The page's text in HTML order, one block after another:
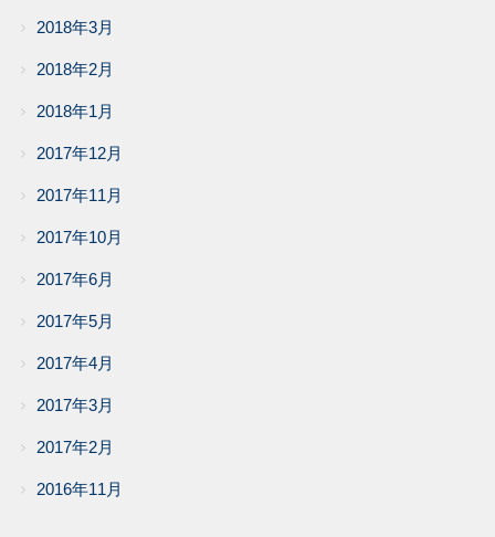
2018年3月
2018年2月
2018年1月
2017年12月
2017年11月
2017年10月
2017年6月
2017年5月
2017年4月
2017年3月
2017年2月
2016年11月